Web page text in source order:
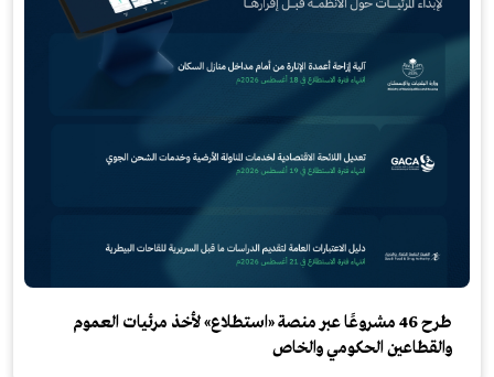
طرح 46 مشروعًا عبر منصة «استطلاع» لأخذ مرئيات العموم
والقطاعين الحكومي والخاص